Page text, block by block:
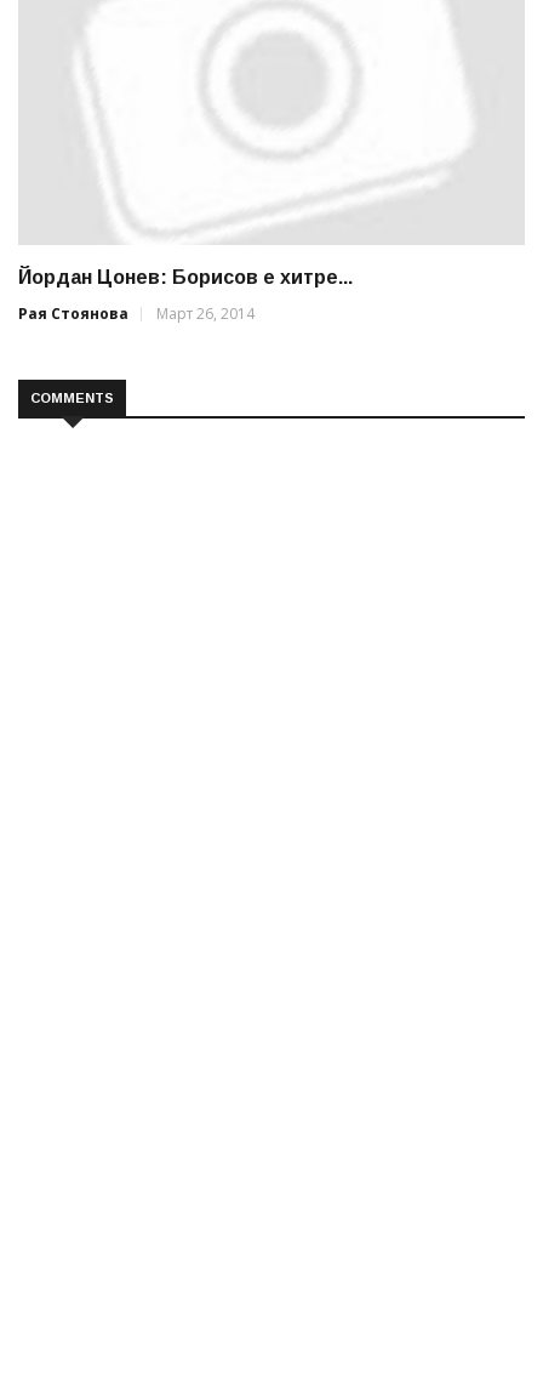
Йордан Цонев: Борисов е хитре...
Рая Стоянова
Март 26, 2014
COMMENTS